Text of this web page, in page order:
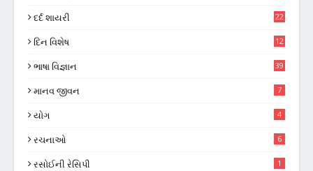
દર્દ શાયરી 22
દિન વિશેષ 12
ભાષા વિજ્ઞાન 39
માનવ જીવન 7
યોગ 4
રચનાઓ 6
રસોઈની રેસિપી 1